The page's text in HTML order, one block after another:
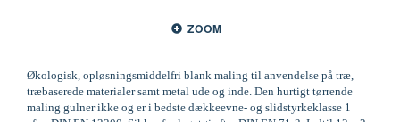
ZOOM
Økologisk, opløsningsmiddelfri blank maling til anvendelse på træ,
træbaserede materialer samt metal ude og inde. Den hurtigt tørrende
maling gulner ikke og er i bedste dækkeevne- og slidstyrkeklasse 1